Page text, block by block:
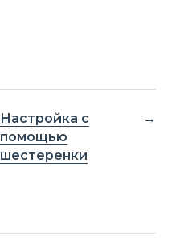
Настройка с
помощью
шестеренки